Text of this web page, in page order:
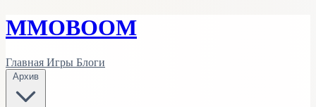
MMOBOOM
Главная Игры Блоги
Архив